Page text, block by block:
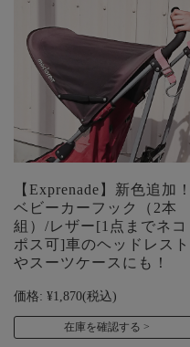
【Exprenade】新色追加！
ベビーカーフック（2本
組）/レザー[1点までネコ
ポス可]車のヘッドレスト
やスーツケースにも！
価格: ¥1,870(税込)
在庫を確認する